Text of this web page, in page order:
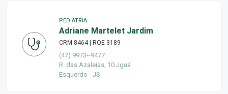
PEDIATRIA
Adriane Martelet Jardim
CRM 8464 | RQE 3189
(47) 9973--9477
R. das Azaleias, 10 Jguá
Esquerdo - JS